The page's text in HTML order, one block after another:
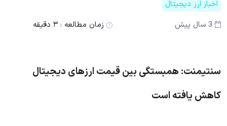
اخبار ارز دیجیتال
3 سال پیش
زمان مطالعه : ۳ دقیقه
سنتیمنت: همبستگی بین قیمت ارزهای دیجیتال
کاهش یافته است